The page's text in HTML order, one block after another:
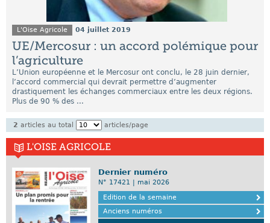
L'Oise Agricole 04 juillet 2019
UE/Mercosur : un accord polémique pour
l’agriculture
L’Union européenne et le Mercosur ont conclu, le 28 juin dernier,
l’accord commercial qui devrait permettre d’augmenter
drastiquement les échanges commerciaux entre les deux régions.
Plus de 90 % des ...
2 articles au total articles/page
L'OISE AGRICOLE
Dernier numéro
N° 17421 | mai 2026
Edition de la semaine
Anciens numéros